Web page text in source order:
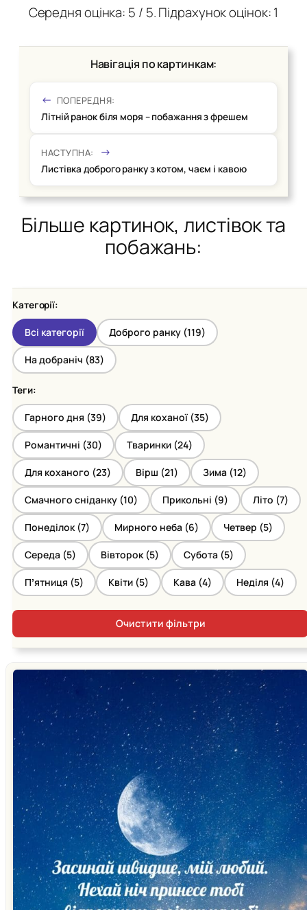
Середня оцінка: 5 / 5. Підрахунок оцінок:1
Навігація по картинкам:
ПОПЕРЕДНЯ:
Літній ранок біля моря – побажання з фрешем
НАСТУПНА:
Листівка доброго ранку з котом, чаєм і кавою
Більше картинок, листівок та
побажань:
Категорії:
Всі категорії Доброго ранку (119)
На добраніч (83)
Теги:
Гарного дня (39) Для коханої (35)
Романтичні (30) Тваринки (24)
Для коханого (23) Вірш (21) Зима (12)
Смачного сніданку (10) Прикольні (9) Літо (7)
Понеділок (7) Мирного неба (6) Четвер (5)
Середа (5) Вівторок (5) Субота (5)
Пʼятниця (5) Квіти (5) Кава (4) Неділя (4)
Очистити фільтри